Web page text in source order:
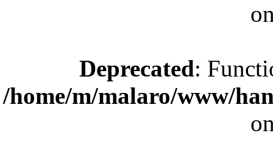
Deprecated:
/home/m/malaro/www/